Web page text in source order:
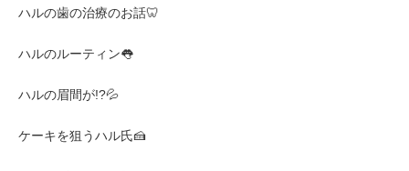
ハルの歯の治療のお話🦷
ハルのルーティン👅
ハルの眉間が!?💦
ケーキを狙うハル氏🍰